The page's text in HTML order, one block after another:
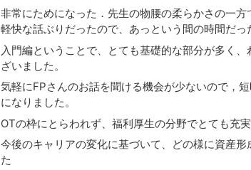
非常にためになった．先生の物腰の柔らかさの一
軽快な話ぶりだったので、あっという間の時間だっ
入門編ということで、とても基礎的な部分が多く
ざいました。
気軽にFPさんのお話を聞ける機会が少ないので，
になりました。
OTの枠にとらわれず、福利厚生の分野でとても充実
今後のキャリアの変化に基づいて、どの様に資産
た